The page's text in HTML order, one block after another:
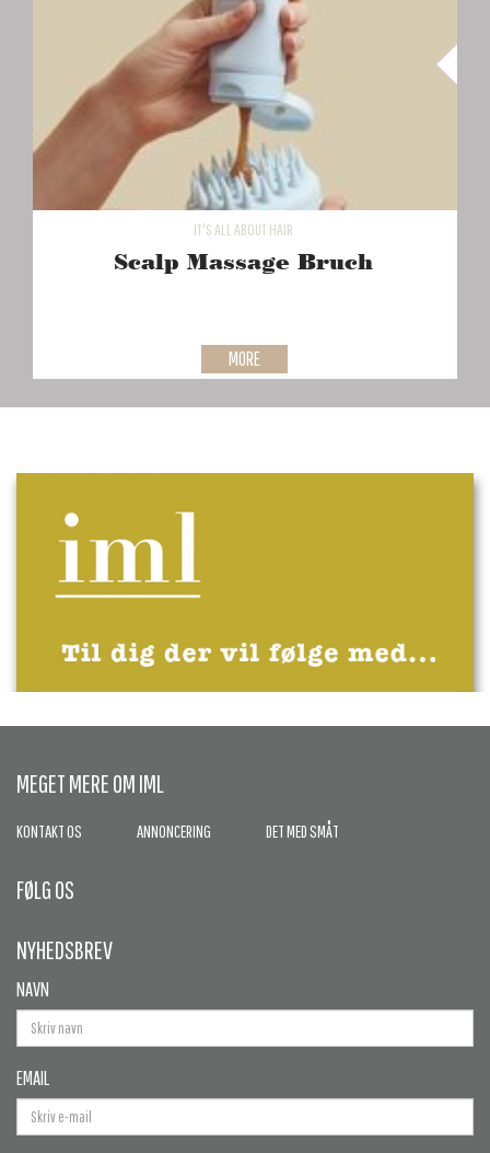
IT'S ALL ABOUT HAIR
Scalp Massage Bruch
MORE
MEGET MERE OM IML
KONTAKT OS ANNONCERING DET MED SMÅT
FØLG OS
NYHEDSBREV
NAVN
EMAIL